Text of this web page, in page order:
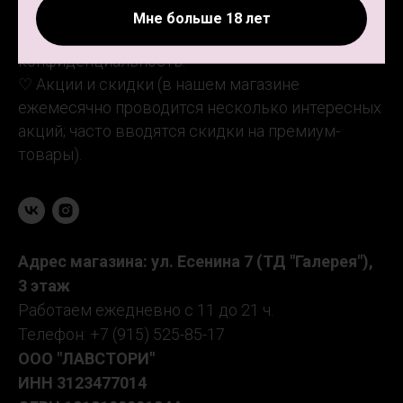
Мне больше 18 лет
Соблюдение сроков и условий доставки.
Гарантируемые анонимность и
конфиденциальность.
♡ Акции и скидки (в нашем магазине
ежемесячно проводится несколько интересных
акций; часто вводятся скидки на премиум-
товары).
Адрес магазина: ул. Есенина 7 (ТД "Галерея"),
3 этаж
Работаем ежедневно с 11 до 21 ч.
Телефон: +7 (915) 525-85-17
ООО "ЛАВСТОРИ"
ИНН 3123477014